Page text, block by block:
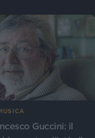
Guccini: il